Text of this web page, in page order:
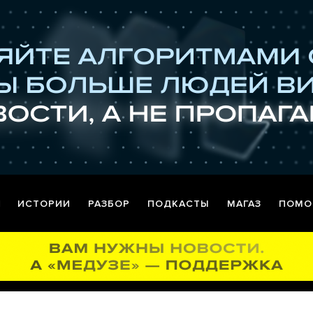
ИСТОРИИ РАЗБОР ПОДКАСТЫ МАГАЗ